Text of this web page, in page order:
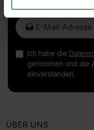
E-Mail-Adresse*
Ich habe die
genommen und die
einverstanden.
ÜBER UNS